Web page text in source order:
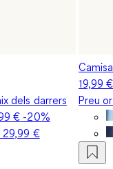
dels darrers
€ -20%
29,99 €
19,99 €
Preu